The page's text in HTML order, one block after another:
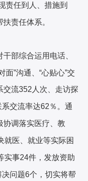
责任到人、措施到
责任体系。
部综合运用电话、
面”沟通、“心贴心”交
交流352人次、走访探
交流率达62％。通
协调落实医疗、教
就医、就业等实际困
实事24件，发放资助
问题6个，切实将帮